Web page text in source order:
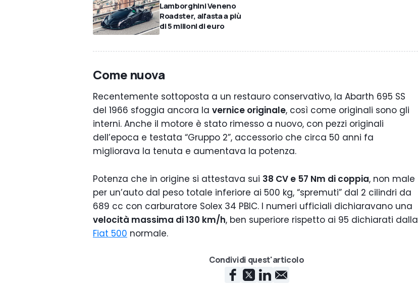
Lamborghini Veneno
Roadster, all'asta a più
di 5 milioni di euro
Come nuova
Recentemente sottoposta a un restauro conservativo, la Abarth 695 SS
del 1966 sfoggia ancora la vernice originale, così come originali sono gli
interni. Anche il motore è stato rimesso a nuovo, con pezzi originali
dell’epoca e testata “Gruppo 2”, accessorio che circa 50 anni fa
migliorava la tenuta e aumentava la potenza.
Potenza che in origine si attestava sui 38 CV e 57 Nm di coppia, non male
per un’auto dal peso totale inferiore ai 500 kg, “spremuti” dal 2 cilindri da
689 cc con carburatore Solex 34 PBIC. I numeri ufficiali dichiaravano una
velocità massima di 130 km/h, ben superiore rispetto ai 95 dichiarati dalla
Fiat 500 normale.
Condividi quest'articolo